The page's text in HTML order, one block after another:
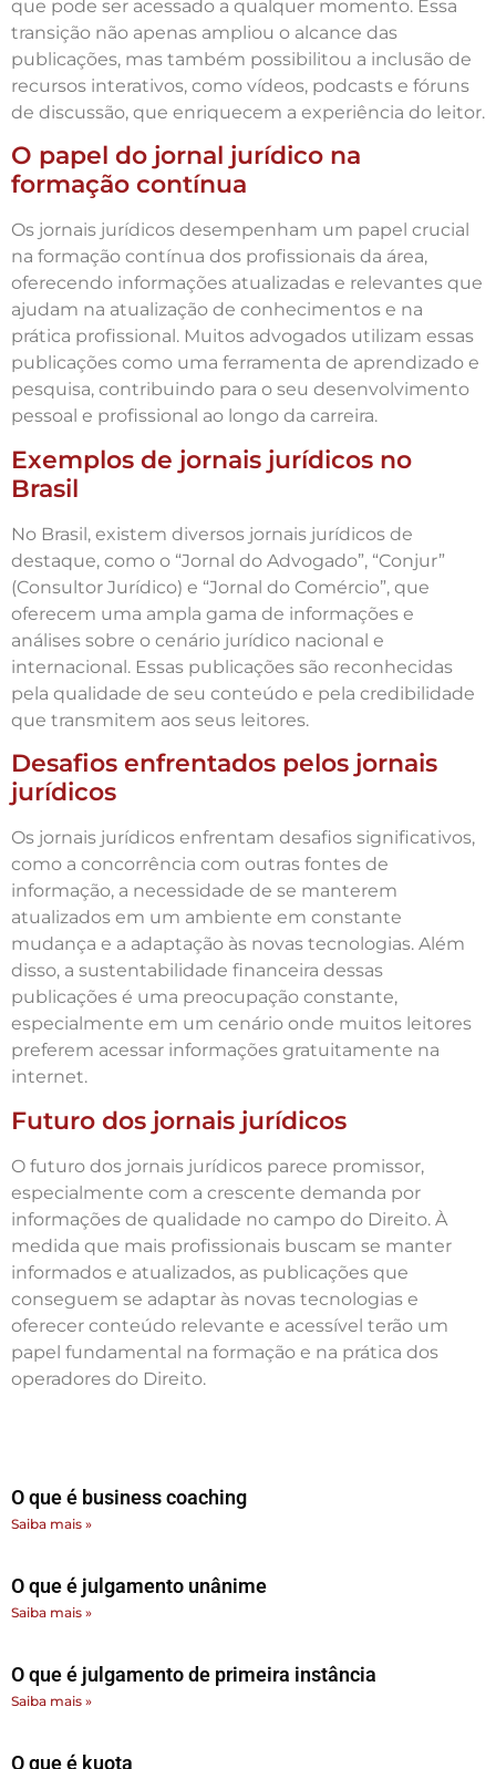
que pode ser acessado a qualquer momento. Essa
transição não apenas ampliou o alcance das
publicações, mas também possibilitou a inclusão de
recursos interativos, como vídeos, podcasts e fóruns
de discussão, que enriquecem a experiência do leitor.
O papel do jornal jurídico na
formação contínua
Os jornais jurídicos desempenham um papel crucial
na formação contínua dos profissionais da área,
oferecendo informações atualizadas e relevantes que
ajudam na atualização de conhecimentos e na
prática profissional. Muitos advogados utilizam essas
publicações como uma ferramenta de aprendizado e
pesquisa, contribuindo para o seu desenvolvimento
pessoal e profissional ao longo da carreira.
Exemplos de jornais jurídicos no
Brasil
No Brasil, existem diversos jornais jurídicos de
destaque, como o “Jornal do Advogado”, “Conjur”
(Consultor Jurídico) e “Jornal do Comércio”, que
oferecem uma ampla gama de informações e
análises sobre o cenário jurídico nacional e
internacional. Essas publicações são reconhecidas
pela qualidade de seu conteúdo e pela credibilidade
que transmitem aos seus leitores.
Desafios enfrentados pelos jornais
jurídicos
Os jornais jurídicos enfrentam desafios significativos,
como a concorrência com outras fontes de
informação, a necessidade de se manterem
atualizados em um ambiente em constante
mudança e a adaptação às novas tecnologias. Além
disso, a sustentabilidade financeira dessas
publicações é uma preocupação constante,
especialmente em um cenário onde muitos leitores
preferem acessar informações gratuitamente na
internet.
Futuro dos jornais jurídicos
O futuro dos jornais jurídicos parece promissor,
especialmente com a crescente demanda por
informações de qualidade no campo do Direito. À
medida que mais profissionais buscam se manter
informados e atualizados, as publicações que
conseguem se adaptar às novas tecnologias e
oferecer conteúdo relevante e acessível terão um
papel fundamental na formação e na prática dos
operadores do Direito.
O que é business coaching
Saiba mais »
O que é julgamento unânime
Saiba mais »
O que é julgamento de primeira instância
Saiba mais »
O que é kuota